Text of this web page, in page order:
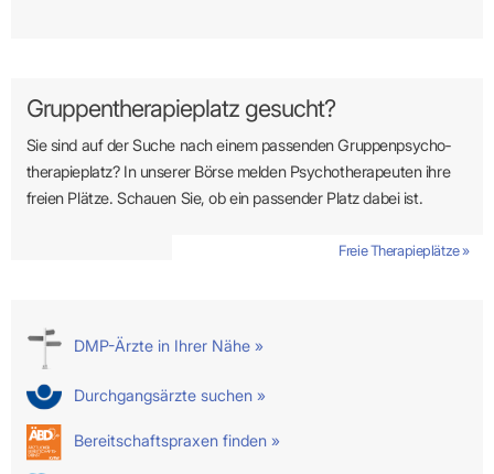
Gruppentherapieplatz gesucht?
Sie sind auf der Suche nach einem passenden Gruppen­psycho­
therapie­platz? In unserer Börse melden Psycho­­thera­­peuten ihre
freien Plätze. Schauen Sie, ob ein passender Platz dabei ist.
Freie Therapieplätze »
DMP-Ärzte in Ihrer Nähe »
Durchgangsärzte suchen »
Bereitschaftspraxen finden »